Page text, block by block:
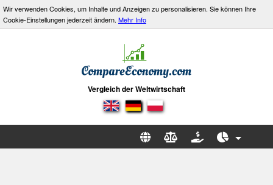
Wir verwenden Cookies, um Inhalte und Anzeigen zu personalisieren. Sie können Ihre
Cookie-Einstellungen jederzeit ändern. Mehr Info
Vergleich der Weltwirtschaft